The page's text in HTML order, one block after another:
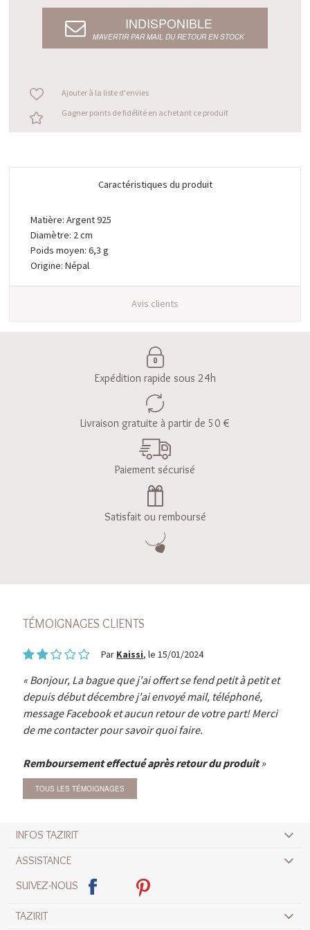
INDISPONIBLE
M’AVERTIR PAR MAIL DU RETOUR EN STOCK
Ajouter à la liste d'envies
Gagner points de fidélité en achetant ce produit
Caractéristiques du produit
Matière: Argent 925
Diamètre: 2 cm
Poids moyen: 6,3 g
Origine: Népal
Avis clients
Expédition rapide sous 24h
Livraison gratuite à partir de 50 €
Paiement sécurisé
Satisfait ou remboursé
TÉMOIGNAGES CLIENTS
Par Kaissi, le 15/01/2024
Bonjour, La bague que j'ai offert se fend petit à petit et
depuis début décembre j'ai envoyé mail, téléphoné,
message Facebook et aucun retour de votre part! Merci
de me contacter pour savoir quoi faire.
Remboursement effectué après retour du produit
TOUS LES TÉMOIGNAGES
INFOS TAZIRIT
ASSISTANCE
SUIVEZ-NOUS
TAZIRIT